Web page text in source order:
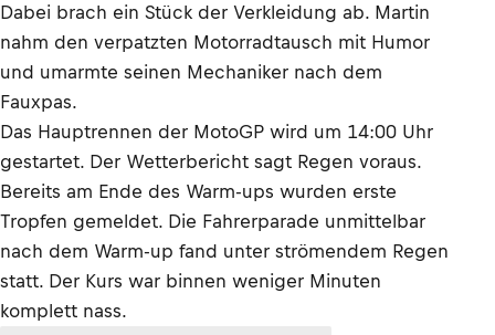
Dabei brach ein Stück der Verkleidung ab. Martin
nahm den verpatzten Motorradtausch mit Humor
und umarmte seinen Mechaniker nach dem
Fauxpas.
Das Hauptrennen der MotoGP wird um 14:00 Uhr
gestartet. Der Wetterbericht sagt Regen voraus.
Bereits am Ende des Warm-ups wurden erste
Tropfen gemeldet. Die Fahrerparade unmittelbar
nach dem Warm-up fand unter strömendem Regen
statt. Der Kurs war binnen weniger Minuten
komplett nass.